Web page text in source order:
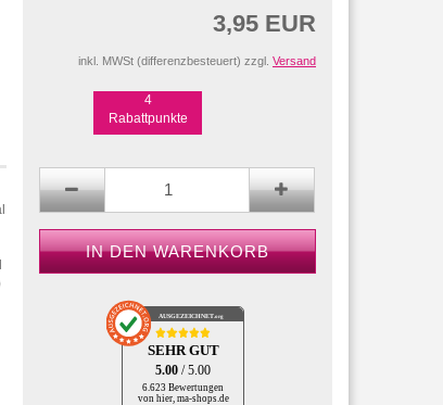
3,95 EUR
inkl. MWSt (differenzbesteuert) zzgl. Versand
4
Rabattpunkte
AUSGEZEICHNET.org
SEHR GUT
5.00/ 5.00
6.623 Bewertungen
von hier, ma-shops.de